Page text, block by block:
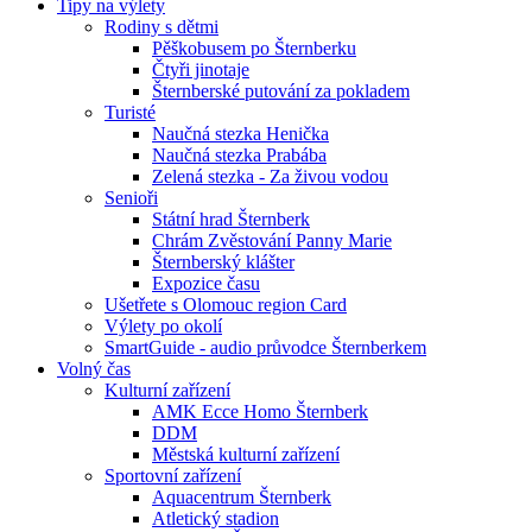
Tipy na výlety
Rodiny s dětmi
Pěškobusem po Šternberku
Čtyři jinotaje
Šternberské putování za pokladem
Turisté
Naučná stezka Henička
Naučná stezka Prabába
Zelená stezka - Za živou vodou
Senioři
Státní hrad Šternberk
Chrám Zvěstování Panny Marie
Šternberský klášter
Expozice času
Ušetřete s Olomouc region Card
Výlety po okolí
SmartGuide - audio průvodce Šternberkem
Volný čas
Kulturní zařízení
AMK Ecce Homo Šternberk
DDM
Městská kulturní zařízení
Sportovní zařízení
Aquacentrum Šternberk
Atletický stadion